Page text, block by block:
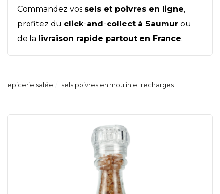
Commandez vos sels et poivres en ligne,
profitez du click-and-collect à Saumur ou
de la livraison rapide partout en France.
epicerie salée sels poivres en moulin et recharges